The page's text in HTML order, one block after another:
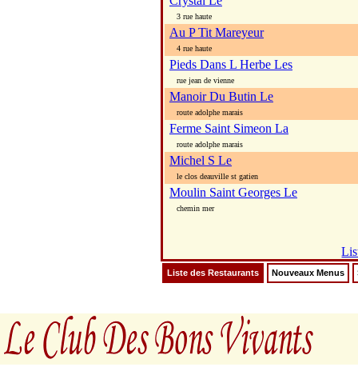
3 rue haute
Au P Tit Mareyeur
4 rue haute
Pieds Dans L Herbe Les
rue jean de vienne
Manoir Du Butin Le
route adolphe marais
Ferme Saint Simeon La
route adolphe marais
Michel S Le
le clos deauville st gatien
Moulin Saint Georges Le
chemin mer
Liste des Restaurants Nouveaux Menus